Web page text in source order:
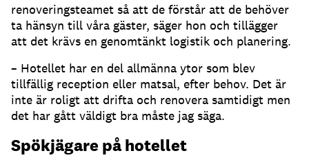
renoveringsteamet så att de förstår att de behöver
ta hänsyn till våra gäster, säger hon och tillägger
att det krävs en genomtänkt logistik och planering.
– Hotellet har en del allmänna ytor som blev
tillfällig reception eller matsal, efter behov. Det är
inte är roligt att drifta och renovera samtidigt men
det har gått väldigt bra måste jag säga.
Spökjägare på hotellet